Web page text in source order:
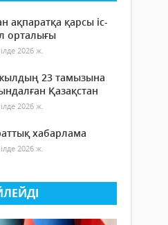
ақпаратқа қарсы іс-
орталығы
2026 ж.
23 тамызына
Қазақстан
2026 ж.
хабарлама
2026 ж.